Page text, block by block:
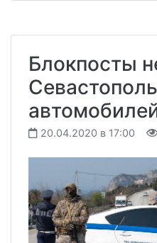
Блокпосты
20.04.2020 в 17:00